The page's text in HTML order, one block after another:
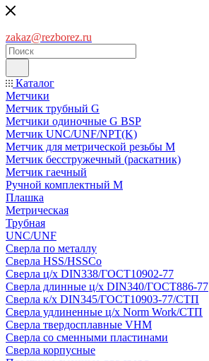
zakaz@rezborez.ru
Каталог
Метчики
Метчик трубный G
Метчики одиночные G BSP
Метчик UNC/UNF/NPT(K)
Метчик для метрической резьбы M
Метчик бесстружечный (раскатник)
Метчик гаечный
Ручной комплектный M
Плашка
Метрическая
Трубная
UNC/UNF
Сверла по металлу
Сверла HSS/HSSCo
Сверла ц/х DIN338/ГОСТ10902-77
Сверла длинные ц/х DIN340/ГОСТ886-77
Сверла к/х DIN345/ГОСТ10903-77/СТП
Сверла удлиненные ц/х Norm Work/СТП
Сверла твердосплавные VHM
Сверла со сменными пластинами
Сверла корпусные